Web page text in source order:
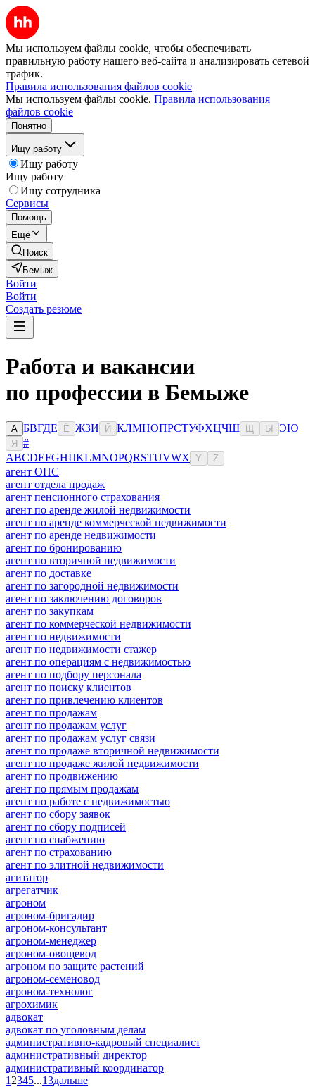
Мы используем файлы cookie, чтобы обеспечивать
правильную работу нашего веб-сайта и анализировать сетевой
трафик.
Правила использования файлов cookie
Мы используем файлы cookie. Правила использования
файлов cookie
Понятно
Ищу работу
Ищу работу
Ищу работу
Ищу сотрудника
Сервисы
Помощь
Ещё
Поиск
Бемыж
Войти
Войти
Создать резюме
Работа и вакансии
по профессии в Бемыже
А БВГДЕ Ё ЖЗИ Й КЛМНОПРСТУФХЦЧШ Ы ЭЮ
Я
#
ABCDEFGHIJKLMNOPQRSTUVWX Y Z
агент ОПС
агент отдела продаж
агент пенсионного страхования
агент по аренде жилой недвижимости
агент по аренде коммерческой недвижимости
агент по аренде недвижимости
агент по бронированию
агент по вторичной недвижимости
агент по доставке
агент по загородной недвижимости
агент по заключению договоров
агент по закупкам
агент по коммерческой недвижимости
агент по недвижимости
агент по недвижимости стажер
агент по операциям с недвижимостью
агент по подбору персонала
агент по поиску клиентов
агент по привлечению клиентов
агент по продажам
агент по продажам услуг
агент по продажам услуг связи
агент по продаже вторичной недвижимости
агент по продаже жилой недвижимости
агент по продвижению
агент по прямым продажам
агент по работе с недвижимостью
агент по сбору заявок
агент по сбору подписей
агент по снабжению
агент по страхованию
агент по элитной недвижимости
агитатор
агрегатчик
агроном
агроном-бригадир
агроном-консультант
агроном-менеджер
агроном-овощевод
агроном по защите растений
агроном-семеновод
агроном-технолог
агрохимик
адвокат
адвокат по уголовным делам
административно-кадровый специалист
административный директор
административный координатор
1 2345...13дальше